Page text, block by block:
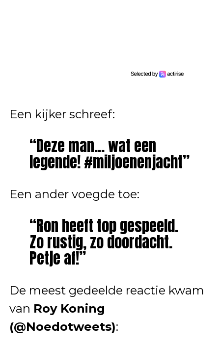
Een kijker schreef:
“Deze man… wat een
legende! #miljoenenjacht”
Een ander voegde toe:
“Ron heeft top gespeeld.
Zo rustig, zo doordacht.
Petje af!”
De meest gedeelde reactie kwam
van Roy Koning
(@Noedotweets):